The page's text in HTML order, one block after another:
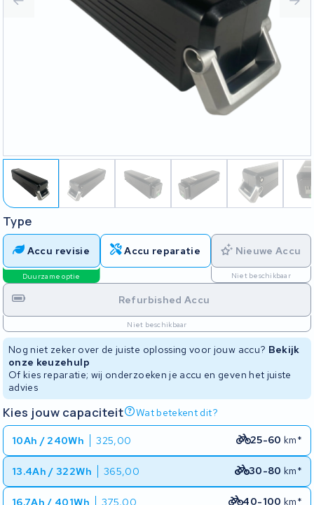
Type
Accu revisie
Duurzame optie
Accu reparatie Nieuwe Accu
Niet beschikbaar
Refurbished Accu
Niet beschikbaar
Nog niet zeker over de juiste oplossing voor jouw accu? Bekijk
onze keuzehulp
Of kies reparatie; wij onderzoeken je accu en geven het juiste
advies
Kies jouw capaciteit Wat betekent dit?
10Ah / 240Wh 325,00 25-60 km*
13.4Ah / 322Wh 365,00 30-80 km*
16.7Ah / 401Wh 375,00 40-100 km*